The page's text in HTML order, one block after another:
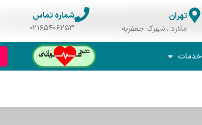
تهران
ملارد ، شهرک جعفریه
شماره تماس
۰۲۱۶۵۴۰۶۲۵۳
خدمات